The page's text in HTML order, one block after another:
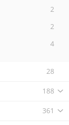
2
2
4
28
188
361